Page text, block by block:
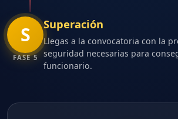
S
FASE 5
Superación
Llegas a la convocatoria con la
seguridad necesarias para
funcionario.